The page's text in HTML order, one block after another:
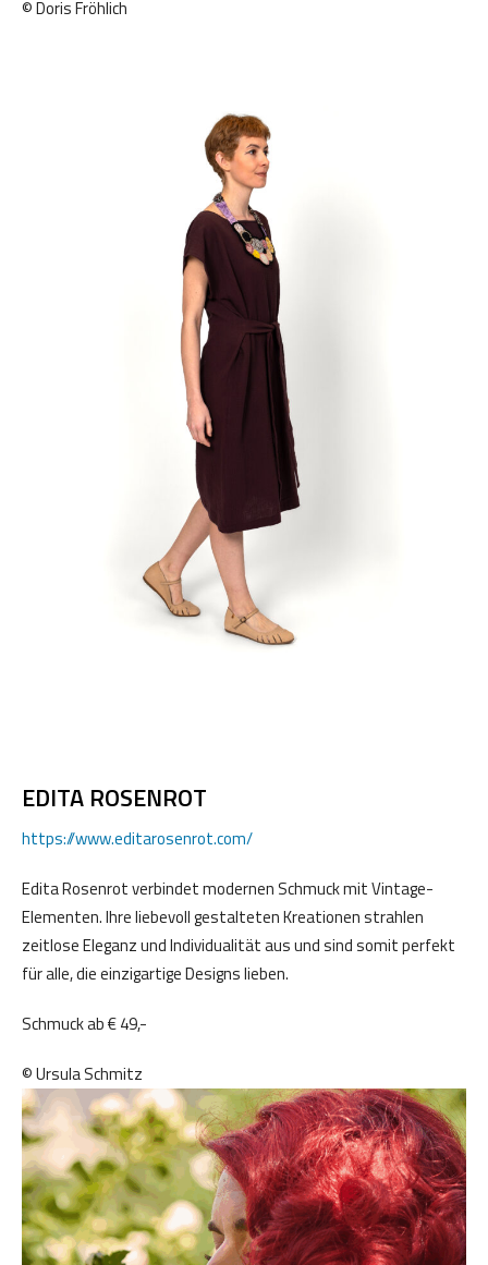
© Doris Fröhlich
EDITA ROSENROT
https://www.editarosenrot.com/
Edita Rosenrot verbindet modernen Schmuck mit Vintage-
Elementen. Ihre liebevoll gestalteten Kreationen strahlen
zeitlose Eleganz und Individualität aus und sind somit perfekt
für alle, die einzigartige Designs lieben.
Schmuck ab € 49,-
© Ursula Schmitz